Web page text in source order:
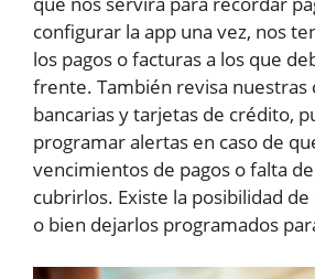
configurar la app una vez, nos
los pagos o facturas a los que
frente. También revisa nuestras
bancarias y tarjetas de crédito,
programar alertas en caso de
vencimientos de pagos o falta
cubrirlos. Existe la posibilidad
o bien dejarlos programados